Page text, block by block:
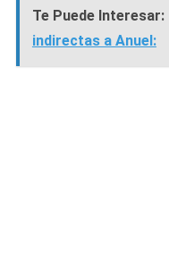
Te Puede Interesar:
indirectas a Anuel: